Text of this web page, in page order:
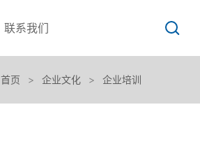
联系我们
首页 > 企业文化 > 企业培训